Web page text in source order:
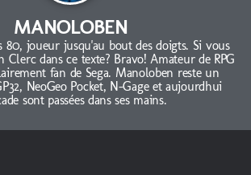
MANOLOBEN
80, joueur jusqu'au bout des doigts. Si vous
Clerc dans ce texte? Bravo! Amateur de RPG
fan de Sega. Manoloben reste un
NeoGeo Pocket, N-Gage et aujourdhui
sont passées dans ses mains.